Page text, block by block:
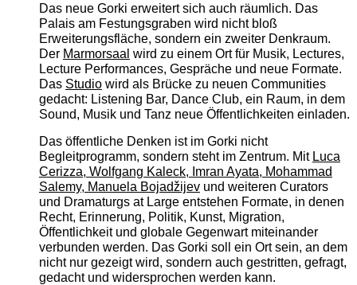
Das neue Gorki erweitert sich auch räumlich. Das
Palais am Festungsgraben wird nicht bloß
Erweiterungsfläche, sondern ein zweiter Denkraum.
Der Marmorsaal wird zu einem Ort für Musik, Lectures,
Lecture Performances, Gespräche und neue Formate.
Das Studiowird als Brücke zu neuen Communities
gedacht: Listening Bar, Dance Club, ein Raum, in dem
Sound, Musik und Tanz neue Öffentlichkeiten einladen.
Das öffentliche Denken ist im Gorki nicht
Begleitprogramm, sondern steht im Zentrum. Mit Luca
Cerizza, Wolfgang Kaleck, Imran Ayata, Mohammad
Salemy, Manuela Bojadžijevund weiteren Curators
und Dramaturgs at Large entstehen Formate, in denen
Recht, Erinnerung, Politik, Kunst, Migration,
Öffentlichkeit und globale Gegenwart miteinander
verbunden werden. Das Gorki soll ein Ort sein, an dem
nicht nur gezeigt wird, sondern auch gestritten, gefragt,
gedacht und widersprochen werden kann.